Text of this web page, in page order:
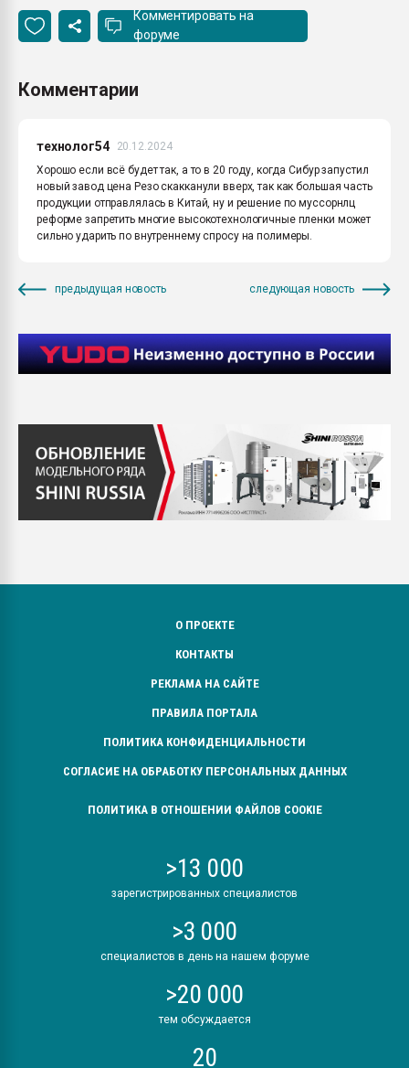
Комментировать на
форуме
Комментарии
технолог54
20.12.2024
Хорошо если всё будет так, а то в 20 году, когда Сибур запустил
новый завод цена Резо скакканули вверх, так как большая часть
продукции отправлялась в Китай, ну и решение по муссорнлц
реформе запретить многие высокотехнологичные пленки может
сильно ударить по внутреннему спросу на полимеры.
предыдущая новость следующая новость
О ПРОЕКТЕ
КОНТАКТЫ
РЕКЛАМА НА САЙТЕ
ПРАВИЛА ПОРТАЛА
ПОЛИТИКА КОНФИДЕНЦИАЛЬНОСТИ
СОГЛАСИЕ НА ОБРАБОТКУ ПЕРСОНАЛЬНЫХ ДАННЫХ
ПОЛИТИКА В ОТНОШЕНИИ ФАЙЛОВ COOKIE
>13 000
зарегистрированных специалистов
>3 000
специалистов в день на нашем форуме
>20 000
тем обсуждается
20